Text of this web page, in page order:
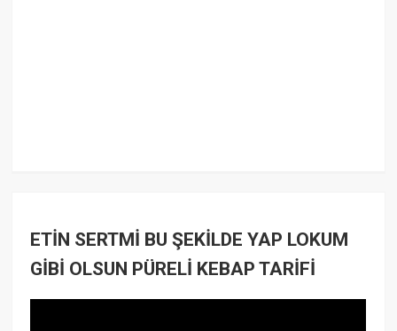
ETİN SERTMİ BU ŞEKİLDE YAP LOKUM
GİBİ OLSUN PÜRELİ KEBAP TARİFİ